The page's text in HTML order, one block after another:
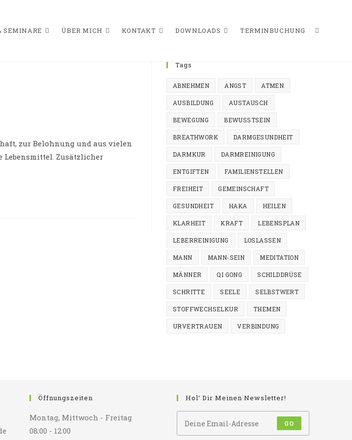
SEMINARE ÜBER MICH KONTAKT DOWNLOADS TERMINBUCHUNG WEBSITE-
zur Belohnung und aus vielen
Lebensmittel. Zusätzlicher
Tags
ABNEHMEN ANGST ATMEN
AUSBILDUNG AUSTAUSCH
BEWEGUNG BEWUSSTSEIN
BREATHWORK DARMGESUNDHEIT
DARMKUR DARMREINIGUNG
ENTGIFTEN FAMILIENSTELLEN
FREIHEIT GEMEINSCHAFT
GESUNDHEIT HAKA HEILEN
KLARHEIT KRAFT LEBENSPLAN
LEBERREINIGUNG LOSLASSEN
MANN MANN-SEIN MEDITATION
MÄNNER QI GONG SCHILDDRÜSE
SCHRITTE SEELE SELBSTWERT
STOFFWECHSELKUR THEMEN
URVERTRAUEN VERBINDUNG
Öffnungszeiten
Montag, Mittwoch - Freitag
08:00 - 12:00
Hol‘ Dir Meinen Newsletter!
GO